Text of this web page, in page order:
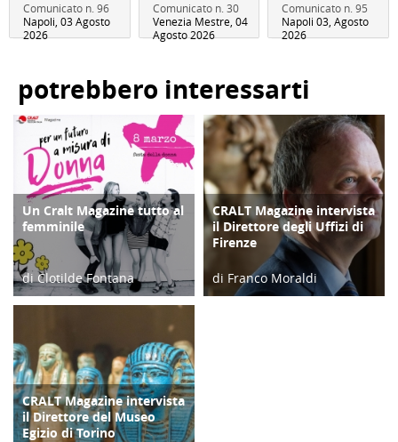
Comunicato n. 96
Napoli, 03 Agosto
2026
Comunicato n. 30
Venezia Mestre, 04
Agosto 2026
Comunicato n. 95
Napoli 03, Agosto
2026
potrebbero interessarti
COPERTINA
Un Cralt Magazine tutto al
femminile
di Clotilde Fontana
28/02/23
COPERTINA
CRALT Magazine intervista
il Direttore degli Uffizi di
Firenze
di Franco Moraldi
COPERTINA
CRALT Magazine intervista
il Direttore del Museo
Egizio di Torino